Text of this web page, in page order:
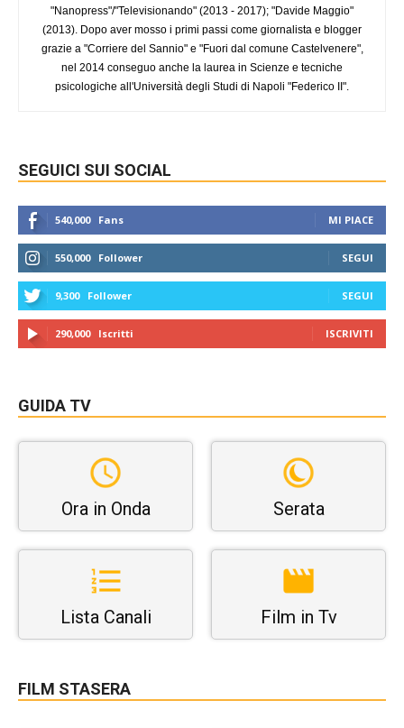
"Nanopress"/"Televisionando" (2013 - 2017); "Davide Maggio"
(2013). Dopo aver mosso i primi passi come giornalista e blogger
grazie a "Corriere del Sannio" e "Fuori dal comune Castelvenere",
nel 2014 conseguo anche la laurea in Scienze e tecniche
psicologiche all'Università degli Studi di Napoli "Federico II".
SEGUICI SUI SOCIAL
540,000 Fans MI PIACE
550,000 Follower SEGUI
9,300 Follower SEGUI
290,000 Iscritti ISCRIVITI
GUIDA TV
Ora in Onda Serata
Lista Canali Film in Tv
FILM STASERA